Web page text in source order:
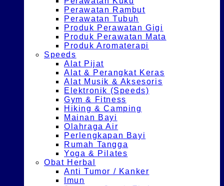
Perawatan Rambut
Perawatan Tubuh
Produk Perawatan Gigi
Produk Perawatan Mata
Produk Aromaterapi
Speeds
Alat Pijat
Alat & Perangkat Keras
Alat Musik & Aksesoris
Elektronik (Speeds)
Gym & Fitness
Hiking & Camping
Mainan Bayi
Olahraga Air
Perlengkapan Bayi
Rumah Tangga
Yoga & Pilates
Obat Herbal
Anti Tumor / Kanker
Imun